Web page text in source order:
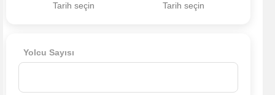
Tarih seçin Tarih seçin
Yolcu Sayısı